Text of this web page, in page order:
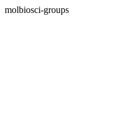
molbiosci-groups